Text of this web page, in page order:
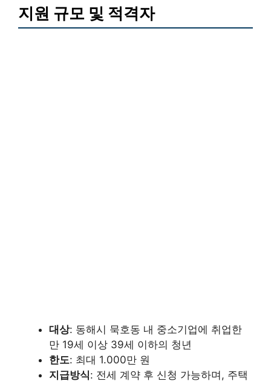
지원 규모 및 적격자
대상: 동해시 묵호동 내 중소기업에 취업한
만 19세 이상 39세 이하의 청년
한도: 최대 1.000만 원
지급방식: 전세 계약 후 신청 가능하며, 주택